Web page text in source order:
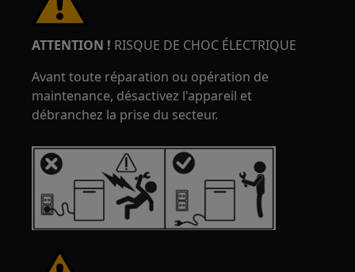
ATTENTION ! RISQUE DE CHOC ÉLECTRIQUE
Avant toute réparation ou opération de
maintenance, désactivez l'appareil et
débranchez la prise du secteur.